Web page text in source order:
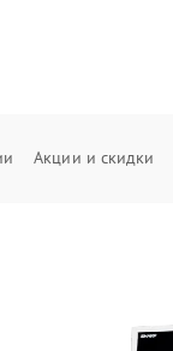
Акции и скидки